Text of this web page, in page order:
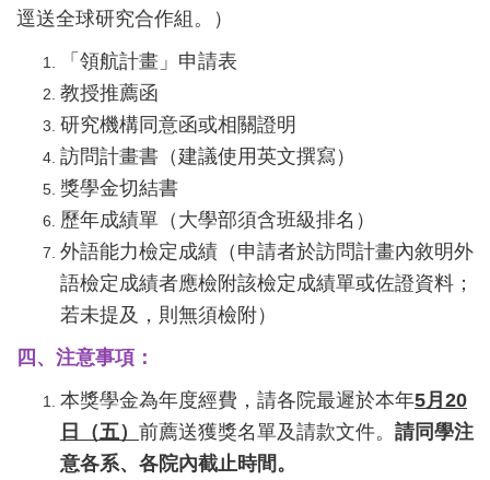
逕送全球研究合作組。）
「領航計畫」申請表
教授推薦函
研究機構同意函或相關證明
訪問計畫書（建議使用英文撰寫）
獎學金切結書
歷年成績單（大學部須含班級排名）
外語能力檢定成績（申請者於訪問計畫內敘明外
語檢定成績者應檢附該檢定成績單或佐證資料；
若未提及，則無須檢附）
四、注意事項：
本獎學金為年度經費，請各院最遲於本年5月 20
日（五） 前薦送獲獎名單及請款文件。 請同學注
意各系、各院內截止時間。